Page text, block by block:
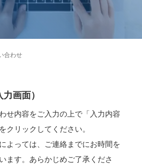
合わせ
画面）
せ内容をご入力の上で「入力内容
クリックしてください。
よっては、ご連絡までにお時間を
ます。あらかじめご了承くださ